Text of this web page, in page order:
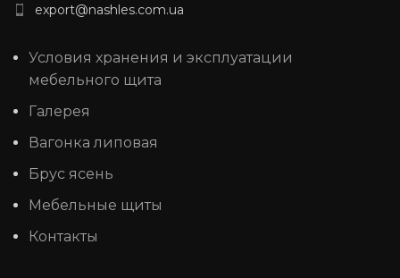
export@nashles.com.ua
Условия хранения и эксплуатации
мебельного щита
Галерея
Вагонка липовая
Брус ясень
Мебельные щиты
Контакты